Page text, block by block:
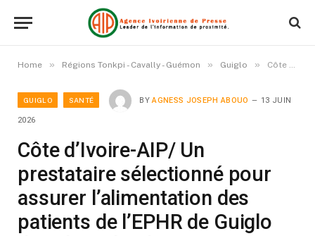
Home » Régions Tonkpi - Cavally - Guémon » Guiglo » Côte d’Ivoire-AIP/ Un prestataire sélectionné pour assurer l’alimentation des patients de l’EPHR de Guiglo dans le cadre du projet PACTE
GUIGLO SANTÉ BY AGNESS JOSEPH ABOUO 13 JUIN
2026
Côte d’Ivoire-AIP/ Un
prestataire sélectionné pour
assurer l’alimentation des
patients de l’EPHR de Guiglo